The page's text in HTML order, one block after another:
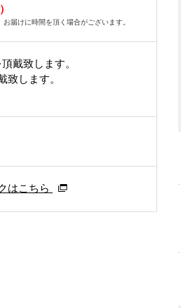
届けに時間を頂く場合がございます。
戴致します。
致します。
はこちら